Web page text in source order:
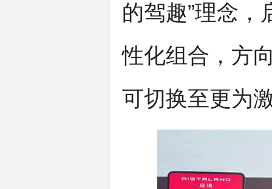
的驾趣”理念
性化组合，方
可切换至更为